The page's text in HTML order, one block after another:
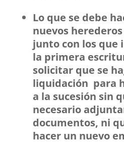
Lo que se debe
nuevos
junto con los que
la primera
solicitar que se
liquidación para
a la sucesión sin
necesario
documentos, ni
hacer un nuevo